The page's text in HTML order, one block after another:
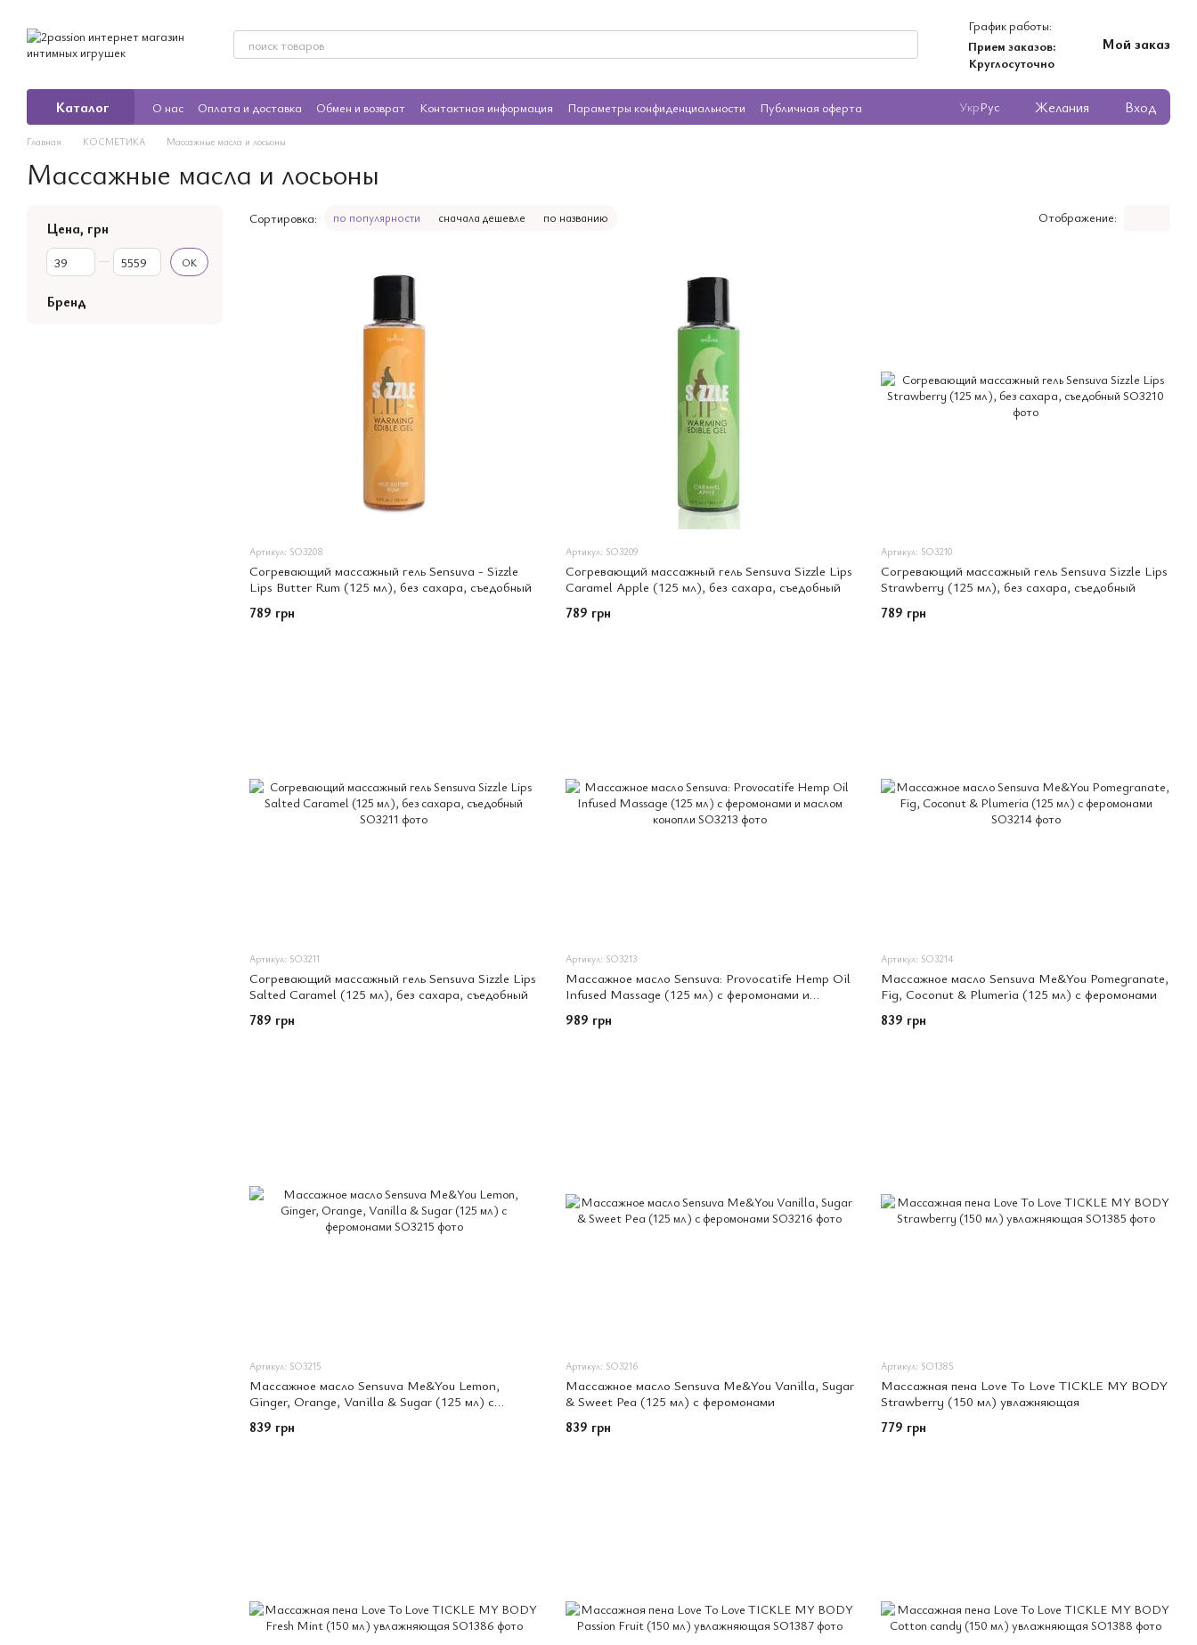
График работы:
Прием заказов:
Круглосуточно
Мой заказ
Каталог О нас Оплата и доставка Обмен и возврат Контактная информация Параметры конфиденциальности Публичная оферта УкрРус Желания Вход
Главная КОСМЕТИКА Массажные масла и лосьоны
Массажные масла и лосьоны
Сортировка: по популярности сначала дешевле по названию Отображение:
Артикул: SO3208
Согревающий массажный гель Sensuva - Sizzle
Lips Butter Rum (125 мл), без сахара, съедобный
789 грн
Артикул: SO3209
Согревающий массажный гель Sensuva Sizzle Lips
Caramel Apple (125 мл), без сахара, съедобный
789 грн
Артикул: SO3210
Согревающий массажный гель Sensuva Sizzle Lips
Strawberry (125 мл), без сахара, съедобный
789 грн
Артикул: SO3211
Согревающий массажный гель Sensuva Sizzle Lips
Salted Caramel (125 мл), без сахара, съедобный
789 грн
Артикул: SO3213
Массажное масло Sensuva: Provocatife Hemp Oil
Infused Massage (125 мл) с феромонами и
989 грн
Артикул: SO3214
Массажное масло Sensuva Me&You Pomegranate,
Fig, Coconut & Plumeria (125 мл) с феромонами
839 грн
Артикул: SO3215
Массажное масло Sensuva Me&You Lemon,
Ginger, Orange, Vanilla & Sugar (125 мл) с
839 грн
Артикул: SO3216
Массажное масло Sensuva Me&You Vanilla, Sugar
& Sweet Pea (125 мл) с феромонами
839 грн
Артикул: SO1385
Массажная пена Love To Love TICKLE MY BODY
Strawberry (150 мл) увлажняющая
779 грн
Цена, грн
От Цена, грн
До Цена, грн OK
Бренд